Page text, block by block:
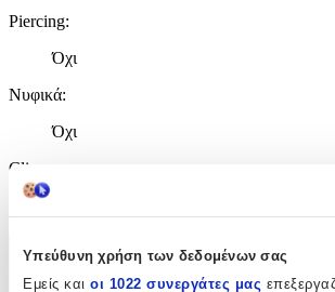
Υπεύθυνη χρήση των δεδομένων σας
Εμείς και οι 1022 συνεργάτες μας
Piercing:
Όχι
Νυφικά:
Όχι
Clip
Χαρακτηριστικά